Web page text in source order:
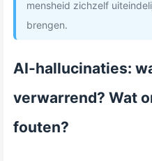
mensheid zichzelf
brengen.
AI-hallucinaties:
verwarrend? Wat
fouten?